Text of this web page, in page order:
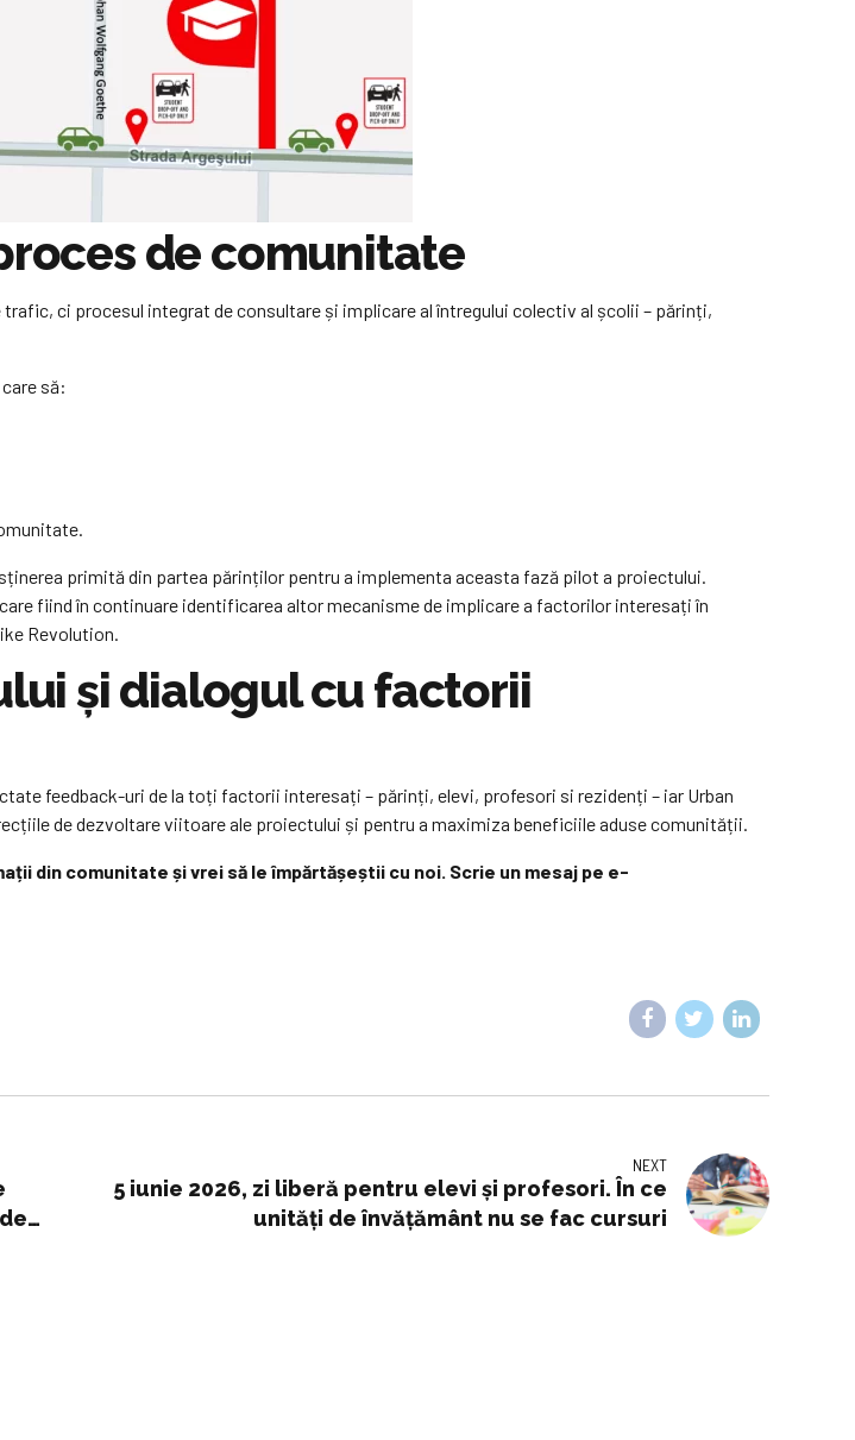
de comunitate
ci procesul integrat de consultare și implicare al întregului colectiv al școlii – părinți,
să:
primită din partea părinților pentru a implementa aceasta fază pilot a proiectului.
fiind în continuare identificarea altor mecanisme de implicare a factorilor interesați în
Revolution.
și dialogul cu factorii
feedback-uri de la toți factorii interesați – părinți, elevi, profesori si rezidenți – iar Urban
de dezvoltare viitoare ale proiectului și pentru a maximiza beneficiile aduse comunității.
din comunitate și vrei să le împărtășeștii cu noi. Scrie un mesaj pe e-
NEXT
5 iunie 2026, zi liberă pentru elevi și profesori. În ce
unități de învățământ nu se fac cursuri